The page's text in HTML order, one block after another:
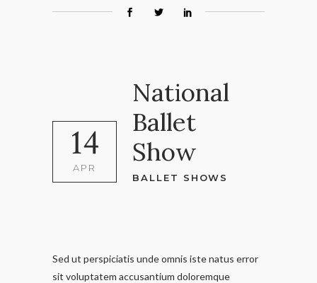
14
APR
National
Ballet
Show
BALLET SHOWS
Sed ut perspiciatis unde omnis iste natus error
sit voluptatem accusantium doloremque